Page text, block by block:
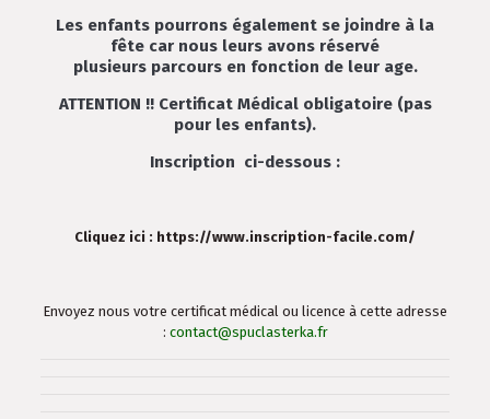
Les enfants pourrons également se joindre à la
fête car nous leurs avons réservé
plusieurs parcours en fonction de leur age.
ATTENTION !! Certificat Médical obligatoire (pas
pour les enfants).
Inscription ci-dessous :
Cliquez ici : https://www.inscription-facile.com/
Envoyez nous votre certificat médical ou licence à cette adresse
: contact@spuclasterka.fr